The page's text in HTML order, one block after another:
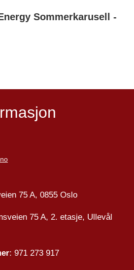
Sommerkarusell -
75 A, 0855 Oslo
75 A, 2. etasje, Ullevål
: 971 273 917